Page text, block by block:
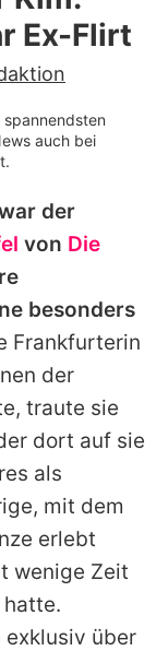
Ex-Flirt
auch bei
der
von Die
besonders
Frankfurterin
der
traute sie
dort auf sie
als
mit dem
erlebt
wenige Zeit
exklusiv über